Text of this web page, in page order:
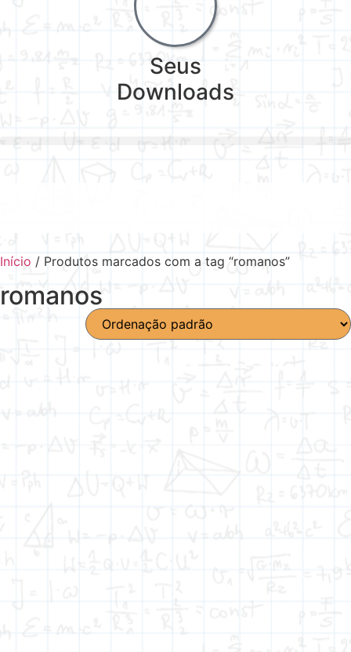
Seus
Downloads
Início / Produtos marcados com a tag “romanos”
romanos